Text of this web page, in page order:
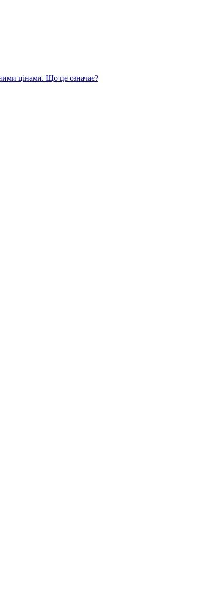
цінами. Що це означає?